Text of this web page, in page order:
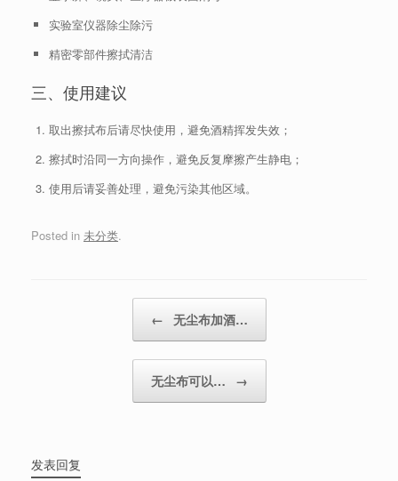
实验室仪器除尘除污
精密零部件擦拭清洁
三、使用建议
取出擦拭布后请尽快使用，避免酒精挥发失效；
擦拭时沿同一方向操作，避免反复摩擦产生静电；
使用后请妥善处理，避免污染其他区域。
Posted in 未分类.
← 无尘布加酒…
无尘布可以… →
发表回复